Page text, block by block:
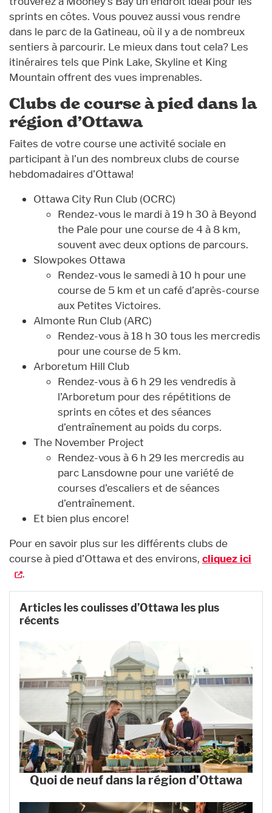
sprints en côtes. Vous pouvez aussi vous rendre
dans le parc de la Gatineau, où il y a de nombreux
sentiers à parcourir. Le mieux dans tout cela? Les
itinéraires tels que Pink Lake, Skyline et King
Mountain offrent des vues imprenables.
Clubs de course à pied dans la
région d’Ottawa
Faites de votre course une activité sociale en
participant à l’un des nombreux clubs de course
hebdomadaires d’Ottawa!
Ottawa City Run Club (OCRC)
Rendez-vous le mardi à 19 h 30 à Beyond
the Pale pour une course de 4 à 8 km,
souvent avec deux options de parcours.
Slowpokes Ottawa
Rendez-vous le samedi à 10 h pour une
course de 5 km et un café d’après-course
aux Petites Victoires.
Almonte Run Club (ARC)
Rendez-vous à 18 h 30 tous les mercredis
pour une course de 5 km.
Arboretum Hill Club
Rendez-vous à 6 h 29 les vendredis à
l’Arboretum pour des répétitions de
sprints en côtes et des séances
d’entraînement au poids du corps.
The November Project
Rendez-vous à 6 h 29 les mercredis au
parc Lansdowne pour une variété de
courses d’escaliers et de séances
d’entraînement.
Et bien plus encore!
Pour en savoir plus sur les différents clubs de
course à pied d’Ottawa et des environs, cliquez ici
.
Articles les coulisses d’Ottawa les plus
récents
Quoi de neuf dans la région d’Ottawa